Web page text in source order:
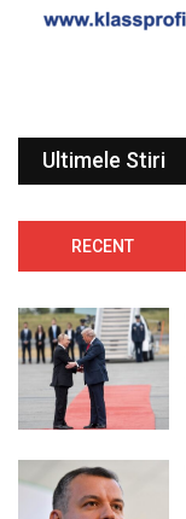
Ultimele Stiri
RECENT